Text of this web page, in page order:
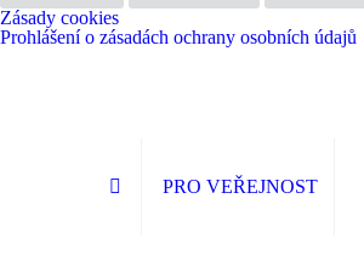
Zásady cookies
Prohlášení o zásadách ochrany osobních údajů
PRO VEŘEJNOST